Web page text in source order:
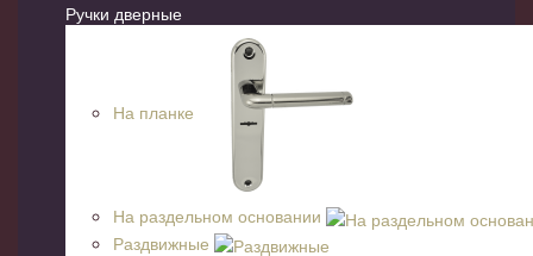
Ручки дверные
На планке
На раздельном основании
Раздвижные